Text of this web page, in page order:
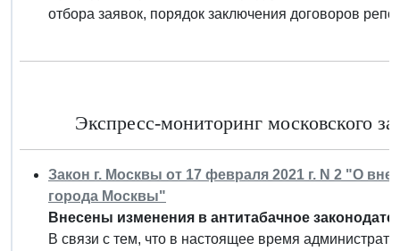
отбора заявок, порядок заключения договоров
Экспресс-мониторинг московского
Закон г. Москвы от 17 февраля 2021 г. N 2 "О
города Москвы"
Внесены изменения в антитабачное
В связи с тем, что в настоящее время